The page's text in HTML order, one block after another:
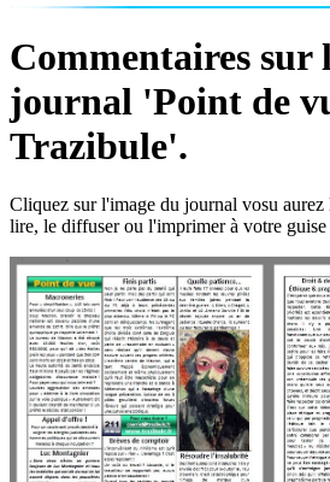
Commentaires sur
journal 'Point de
Trazibule'.
Cliquez sur l'image du journal vosu
lire, le diffuser ou l'imprimer à votre